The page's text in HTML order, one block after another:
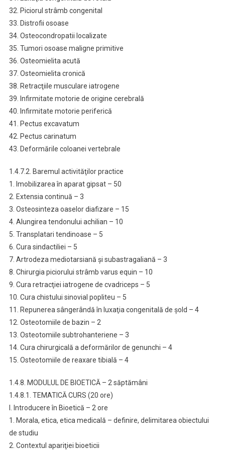
32. Piciorul strâmb congenital
33. Distrofii osoase
34. Osteocondropatii localizate
35. Tumori osoase maligne primitive
36. Osteomielita acută
37. Osteomielita cronică
38. Retracţiile musculare iatrogene
39. Infirmitate motorie de origine cerebrală
40. Infirmitate motorie periferică
41. Pectus excavatum
42. Pectus carinatum
43. Deformările coloanei vertebrale
1.4.7.2. Baremul activităţilor practice
1. Imobilizarea în aparat gipsat – 50
2. Extensia continuă – 3
3. Osteosinteza oaselor diafizare – 15
4. Alungirea tendonului achilian – 10
5. Transplatari tendinoase – 5
6. Cura sindactiliei – 5
7. Artrodeza mediotarsiană şi subastragaliană – 3
8. Chirurgia piciorului strâmb varus equin – 10
9. Cura retracţiei iatrogene de cvadriceps – 5
10. Cura chistului sinovial popliteu – 5
11. Repunerea sângerândă în luxaţia congenitală de şold – 4
12. Osteotomiile de bazin – 2
13. Osteotomiile subtrohanteriene – 3
14. Cura chirurgicală a deformărilor de genunchi – 4
15. Osteotomiile de reaxare tibială – 4
1.4.8. MODULUL DE BIOETICĂ – 2 săptămâni
1.4.8.1. TEMATICĂ CURS (20 ore)
I. Introducere în Bioetică – 2 ore
1. Morala, etica, etica medicală – definire, delimitarea obiectului
de studiu
2. Contextul apariţiei bioeticii